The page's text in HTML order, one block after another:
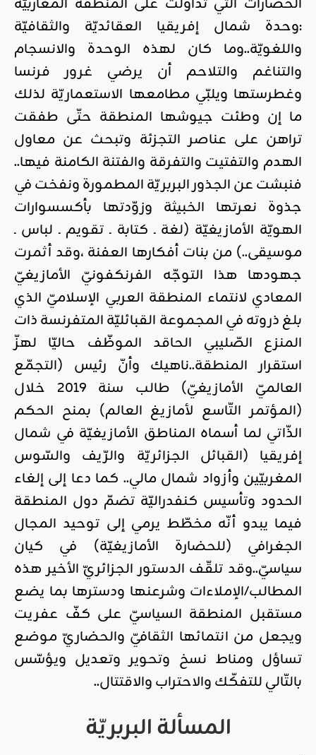
:وحدة شمال إفريقيا العقائديّة والثقافيّة
واللغويّة..وما كان لهذه الوحدة والانسجام
والتناغم والتلاحم أن يرضي غرور فرنسا
وغطرستها ويلبّي مطامعها الاستعماريّة لذلك
ما إن وطئت جيوشها المنطقة حتّى طفقت
تراهن على عناصر التجزئة وتبحث عن معاول
الهدم والتفتيت والتفرقة والفتنة الكامنة فيها..
فنبشت عن الجذور البربريّة المطمورة ونفخت في
جذوة نعرتها الخبيثة وزوّدتها بأكسسوارات
الهويّة الأمازيغيّة (لغة ـ كتابة ـ تقويم ـ لباس ـ
موسيقى..) من بنات أفكارها العفنة ،وقد أثمرت
جهودها هذا التوجّه الفرنكفونيّ الأمازيغيّ
المعادي لانتماء المنطقة العربي الإسلاميّ الذي
بلغ ذروته في المجموعة القبائليّة المتفرنسة ذات
المنزع الصّليبي الحاقد الموظّف حاليّا لهزّ
استقرار المنطقة..ناهيك وأنّ رئيس (التجمّع
العالميّ الأمازيغيّ) طالب سنة 2019 خلال
(المؤتمر التّاسع لأمازيغ العالم) بمنح الحكم
الذّاتي لما أسماه المناطق الأمازيغيّة في شمال
إفريقيا (القبائل الجزائريّة والرّيف والسّوس
المغربيّين وأزواد شمال مالي.. كما دعا إلى إلغاء
الحدود وتأسيس كنفدراليّة تضمّ دول المنطقة
فيما يبدو أنّه مخطّط يرمي إلى توحيد المجال
الجغرافي (للحضارة الأمازيغيّة) في كيان
سياسيّ..وقد تلقّف الدستور الجزائريّ الأخير هذه
المطالب/الإملاءات وشرعنها ودسترها بما يضع
مستقبل المنطقة السياسيّ على كفّ عفريت
ويجعل من انتمائها الثقافيّ والحضاريّ موضع
تساؤل ومناط نسخ وتحوير وتعديل ويؤسّس
بالتّالي للتفكّك والاحتراب والاقتتال..
المسألة البربريّة